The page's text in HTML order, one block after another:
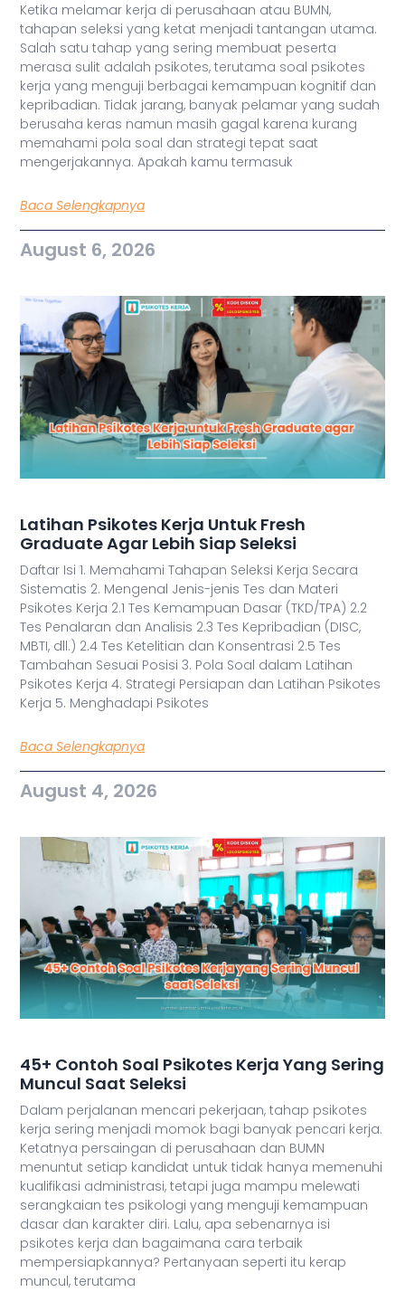
Ketika melamar kerja di perusahaan atau BUMN,
tahapan seleksi yang ketat menjadi tantangan utama.
Salah satu tahap yang sering membuat peserta
merasa sulit adalah psikotes, terutama soal psikotes
kerja yang menguji berbagai kemampuan kognitif dan
kepribadian. Tidak jarang, banyak pelamar yang sudah
berusaha keras namun masih gagal karena kurang
memahami pola soal dan strategi tepat saat
mengerjakannya. Apakah kamu termasuk
Baca Selengkapnya
August 6, 2026
Latihan Psikotes Kerja Untuk Fresh
Graduate Agar Lebih Siap Seleksi
Daftar Isi 1. Memahami Tahapan Seleksi Kerja Secara
Sistematis 2. Mengenal Jenis-jenis Tes dan Materi
Psikotes Kerja 2.1 Tes Kemampuan Dasar (TKD/TPA) 2.2
Tes Penalaran dan Analisis 2.3 Tes Kepribadian (DISC,
MBTI, dll.) 2.4 Tes Ketelitian dan Konsentrasi 2.5 Tes
Tambahan Sesuai Posisi 3. Pola Soal dalam Latihan
Psikotes Kerja 4. Strategi Persiapan dan Latihan Psikotes
Kerja 5. Menghadapi Psikotes
Baca Selengkapnya
August 4, 2026
45+ Contoh Soal Psikotes Kerja Yang Sering
Muncul Saat Seleksi
Dalam perjalanan mencari pekerjaan, tahap psikotes
kerja sering menjadi momok bagi banyak pencari kerja.
Ketatnya persaingan di perusahaan dan BUMN
menuntut setiap kandidat untuk tidak hanya memenuhi
kualifikasi administrasi, tetapi juga mampu melewati
serangkaian tes psikologi yang menguji kemampuan
dasar dan karakter diri. Lalu, apa sebenarnya isi
psikotes kerja dan bagaimana cara terbaik
mempersiapkannya? Pertanyaan seperti itu kerap
muncul, terutama